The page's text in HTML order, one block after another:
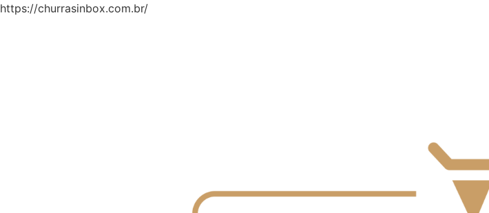
https://churrasinbox.com.br/Skip